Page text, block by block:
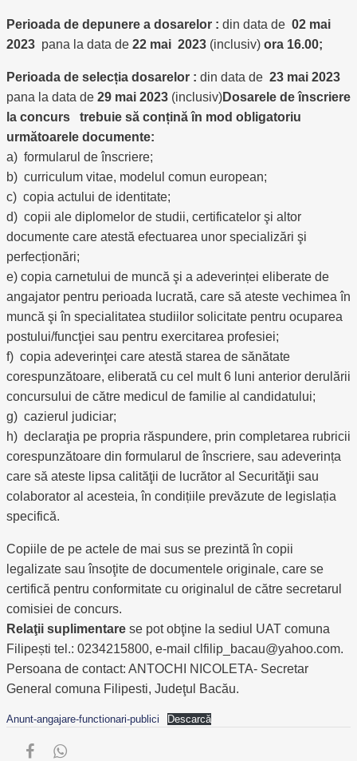
Perioada de depunere a dosarelor : din data de 02 mai
2023 pana la data de 22 mai 2023 (inclusiv) ora 16.00;
Perioada de selecția dosarelor : din data de 23 mai 2023
pana la data de 29 mai 2023 (inclusiv)Dosarele de înscriere
la concurs trebuie să conțină în mod obligatoriu
următoarele documente:
a) formularul de înscriere;
b) curriculum vitae, modelul comun european;
c) copia actului de identitate;
d) copii ale diplomelor de studii, certificatelor şi altor
documente care atestă efectuarea unor specializări şi
perfecționări;
e) copia carnetului de muncă şi a adeverinței eliberate de
angajator pentru perioada lucrată, care să ateste vechimea în
muncă şi în specialitatea studiilor solicitate pentru ocuparea
postului/funcţiei sau pentru exercitarea profesiei;
f) copia adeverinţei care atestă starea de sănătate
corespunzătoare, eliberată cu cel mult 6 luni anterior derulării
concursului de către medicul de familie al candidatului;
g) cazierul judiciar;
h) declaraţia pe propria răspundere, prin completarea rubricii
corespunzătoare din formularul de înscriere, sau adeverința
care să ateste lipsa calităţii de lucrător al Securităţii sau
colaborator al acesteia, în condițiile prevăzute de legislația
specifică.
Copiile de pe actele de mai sus se prezintă în copii
legalizate sau însoţite de documentele originale, care se
certifică pentru conformitate cu originalul de către secretarul
comisiei de concurs.
Relaţii suplimentare se pot obţine la sediul UAT comuna
Filipești tel.: 0234215800, e-mail clfilip_bacau@yahoo.com.
Persoana de contact: ANTOCHI NICOLETA- Secretar
General comuna Filipesti, Judeţul Bacău.
Anunt-angajare-functionari-publici Descarcă